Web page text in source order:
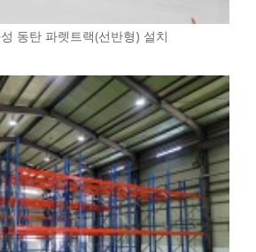
동탄 파렛트랙(선반형) 설치